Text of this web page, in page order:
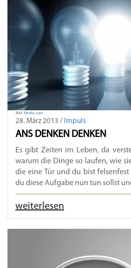
Bild: fotolia.com
28. März 2013 / Impuls
ANS DENKEN DENKEN
Es gibt Zeiten im Leben, da
warum die Dinge so laufen, wie
die eine Tür und du bist
du diese Aufgabe nun tun sollst
weiterlesen